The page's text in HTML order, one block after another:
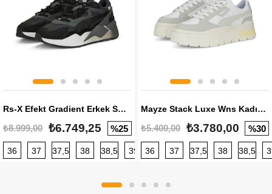
Rs-X Efekt Gradient Erkek Sneaker
₺8.999,00 ₺6.749,25 %25
36 37 37,5 38 38,5 39 40 40,5 41 42 42,5
Mayze Stack Luxe Wns Kadın Sneaker
₺5.400,00 ₺3.780,00 %30
36 37 37,5 38 38,5